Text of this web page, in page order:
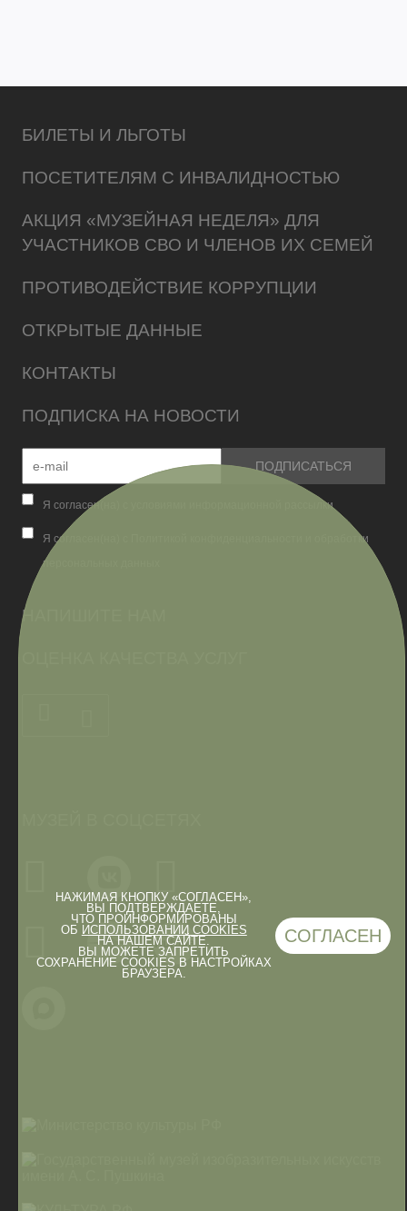
НАЖИМАЯ КНОПКУ «СОГЛАСЕН»,
ВЫ ПОДТВЕРЖДАЕТЕ,
ЧТО ПРОИНФОРМИРОВАНЫ
ОБ ИСПОЛЬЗОВАНИИ COOKIES
НА НАШЕМ САЙТЕ.
ВЫ МОЖЕТЕ ЗАПРЕТИТЬ
СОХРАНЕНИЕ COOKIES В НАСТРОЙКАХ
БРАУЗЕРА.
СОГЛАСЕН
БИЛЕТЫ И ЛЬГОТЫ
ПОСЕТИТЕЛЯМ С ИНВАЛИДНОСТЬЮ
АКЦИЯ «МУЗЕЙНАЯ НЕДЕЛЯ» ДЛЯ
УЧАСТНИКОВ СВО И ЧЛЕНОВ ИХ СЕМЕЙ
ПРОТИВОДЕЙСТВИЕ КОРРУПЦИИ
ОТКРЫТЫЕ ДАННЫЕ
КОНТАКТЫ
ПОДПИСКА НА НОВОСТИ
Я согласен(на) с условиями информационной рассылки
Я согласен(на) с Политикой конфиденциальности и обработки
персональных данных
НАПИШИТЕ НАМ